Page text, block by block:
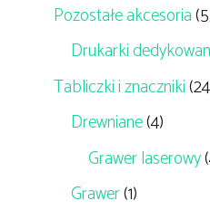
Pozostałe akcesoria
Drukarki
Tabliczki i znaczniki
Drewniane(4)
Grawer laserowy
Grawer(1)